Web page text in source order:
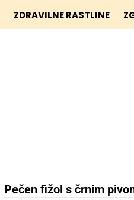
ZDRAVILNE RASTLINE
Pečen fižol s črnim